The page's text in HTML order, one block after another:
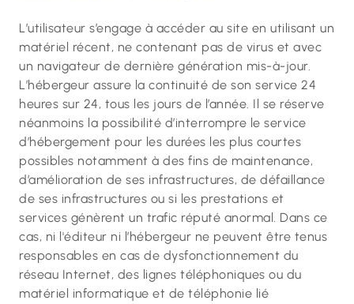
L’utilisateur s’engage à accéder au site en utilisant un
matériel récent, ne contenant pas de virus et avec
un navigateur de dernière génération mis-à-jour.
L’hébergeur assure la continuité de son service 24
heures sur 24, tous les jours de l’année. Il se réserve
néanmoins la possibilité d’interrompre le service
d’hébergement pour les durées les plus courtes
possibles notamment à des fins de maintenance,
d’amélioration de ses infrastructures, de défaillance
de ses infrastructures ou si les prestations et
services génèrent un trafic réputé anormal. Dans ce
cas, ni l'éditeur ni l’hébergeur ne peuvent être tenus
responsables en cas de dysfonctionnement du
réseau Internet, des lignes téléphoniques ou du
matériel informatique et de téléphonie lié